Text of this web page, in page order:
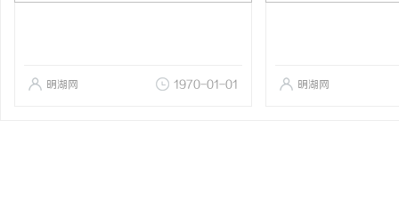
明湖网 1970-01-01 明湖网